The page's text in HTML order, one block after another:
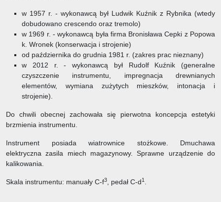
w 1957 r. - wykonawcą był Ludwik Kuźnik z Rybnika (wtedy
dobudowano crescendo oraz tremolo)
w 1969 r. - wykonawcą była firma Bronisława Cepki z Popowa
k. Wronek (konserwacja i strojenie)
od października do grudnia 1981 r. (zakres prac nieznany)
w 2012 r. - wykonawcą był Rudolf Kuźnik (generalne
czyszczenie instrumentu, impregnacja drewnianych
elementów, wymiana zużytych mieszków, intonacja i
strojenie).
Do chwili obecnej zachowała się pierwotna koncepcja estetyki
brzmienia instrumentu.
Instrument posiada wiatrownice stożkowe. Dmuchawa
elektryczna zasila miech magazynowy. Sprawne urządzenie do
kalikowania.
Skala instrumentu: manuały C-f3, pedał C-d1 .